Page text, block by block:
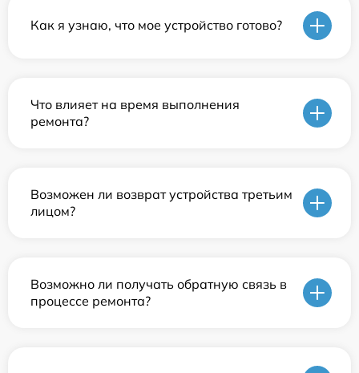
Как я узнаю, что мое устройство готово?
Что влияет на время выполнения
ремонта?
Возможен ли возврат устройства третьим
лицом?
Возможно ли получать обратную связь в
процессе ремонта?